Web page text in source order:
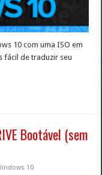
10 com uma ISO em
fácil de traduzir seu
Bootável (sem
10